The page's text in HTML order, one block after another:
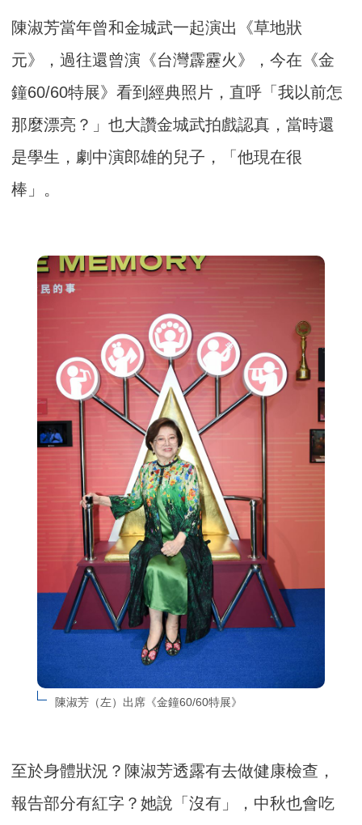
陳淑芳當年曾和金城武一起演出《草地狀
元》，過往還曾演《台灣霹靂火》，今在《金
鐘60/60特展》看到經典照片，直呼「我以前怎
那麼漂亮？」也大讚金城武拍戲認真，當時還
是學生，劇中演郎雄的兒子，「他現在很
棒」。
陳淑芳（左）出席《金鐘60/60特展》
至於身體狀況？陳淑芳透露有去做健康檢查，
報告部分有紅字？她說「沒有」，中秋也會吃